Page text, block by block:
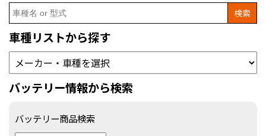
Search
for:
車種リストから探す
バッテリー情報から検索
バッテリー商品検索